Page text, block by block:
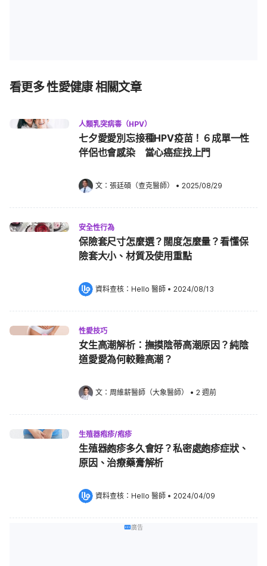
看更多 性愛健康 相關文章
人類乳突病毒（HPV）
七夕愛愛別忘接種HPV疫苗！６成單一性
伴侶也會感染 當心癌症找上門
文： 張廷碩（查克醫師） • 2025/08/29
安全性行為
保險套尺寸怎麼選？闊度怎麼量？看懂保
險套大小、材質及使用重點
資料查核： Hello 醫師 • 2024/08/13
性愛技巧
女生高潮解析：撫摸陰蒂高潮原因？純陰
道愛愛為何較難高潮？
文： 周維薪醫師（大象醫師） • 2 週前
生殖器疱疹/疱疹
生殖器皰疹多久會好？私密處皰疹症狀、
原因、治療藥膏解析
資料查核： Hello 醫師 • 2024/04/09
廣告